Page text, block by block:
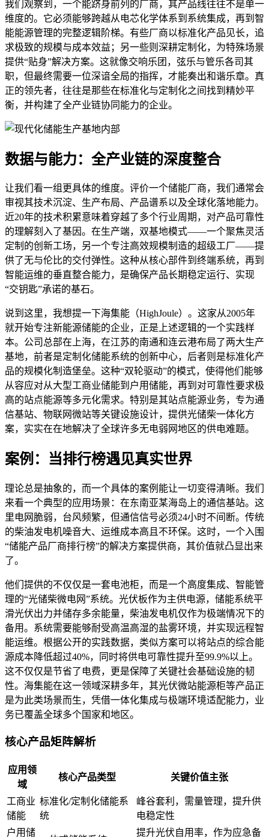
我们观察到，一个能跻身前列的厂商，其产品线往往不是单一
维度的。它必须能够跨越从电芯化学体系到系统集成，再到智
能能源管理的完整逻辑阶梯。有些厂商以标准化产品见长，追
求极致的规模与成本效益；另一些则深耕定制化，为特殊场景
提供“贴身”解决方案。这就像交响乐团，弦乐与管乐各司其
职，但最终需要一位深谙全局的指挥，才能奏出和谐乐章。真
正的领先者，往往是那些在标准化与定制化之间找到精妙平
衡，并构建了全产业链协同能力的企业。
数据与能力：全产业链的深度整合
让我们看一组更具体的维度。评价一个储能厂商，我们通常会
审视其技术沉淀、生产布局、产品谱系以及全球化落地能力。
近20年的技术积累意味着穿越了多个行业周期，对产品可靠性
的理解刻入了基因。在生产端，双基地模式——一个聚焦灵活
定制的创新工场，另一个专注高效规模制造的超级工厂——提
供了无与伦比的交付弹性。这种从核心部件到终端系统，再到
智能运维的垂直整合能力，是确保产品长期稳定运行、实现
“交钥匙”承诺的基石。
说到这里，我想提一下海集能（HighJoule）。这家从2005年
就开始专注新能源储能的企业，正是上述逻辑的一个实践样
本。公司总部在上海，在江苏的南通和连云港布局了两大生产
基地，前者是定制化储能系统的创新中心，后者则是标准化产
品的规模化制造堡垒。这种“双轮驱动”的模式，使得他们能够
从容应对从大型工商业储能到户用储能，再到对可靠性要求极
高的站点能源等多元化需求。特别是其站点能源业务，专为通
信基站、物联网微站等关键设施设计，提供光储柴一体化方
案，实实在在地解决了全球许多无电弱网地区的供电难题。
案例：当排行榜遇见真实世界
理论总是抽象的，而一个具体的案例能让一切变得清晰。我们
来看一个典型的应用场景：在东南亚某海岛上的通信基站。这
里电网脆弱，台风频繁，但通信信号必须24小时不间断。传统
的柴油发电机噪音大、运维成本高且不环保。这时，一个入围
“储能产品厂商排行榜”的解决方案提供商，其价值就凸显出来
了。
他们提供的不仅仅是一套电池柜，而是一个高度集成、智能管
理的“光储柴微电网”系统。光伏板作为主供电源，储能系统平
滑光伏出力并储存多余能量，柴油发电机仅作为极端情况下的
备用。系统需要能够耐受高温高湿的盐雾环境，并实现远程智
能运维。根据公开的实践数据，类似方案可以将站点的综合能
源成本降低超过40%，同时将供电可靠性提升至99.9%以上。
这不仅仅是节省了电费，更是保障了关键社会基础设施的韧
性。海集能在这一领域深耕多年，其光伏微站能源柜等产品正
是为此类场景而生，凭借一体化集成与极端环境适配能力，业
务已覆盖全球多个国家和地区。
核心产品矩阵解析
应用领
域
核心产品类型 关键价值主张
工商业
储能
标准化/定制化储能系
统
峰谷套利，需量管理，提升供
电稳定性
户用储
提升光伏自用率，作为应急备